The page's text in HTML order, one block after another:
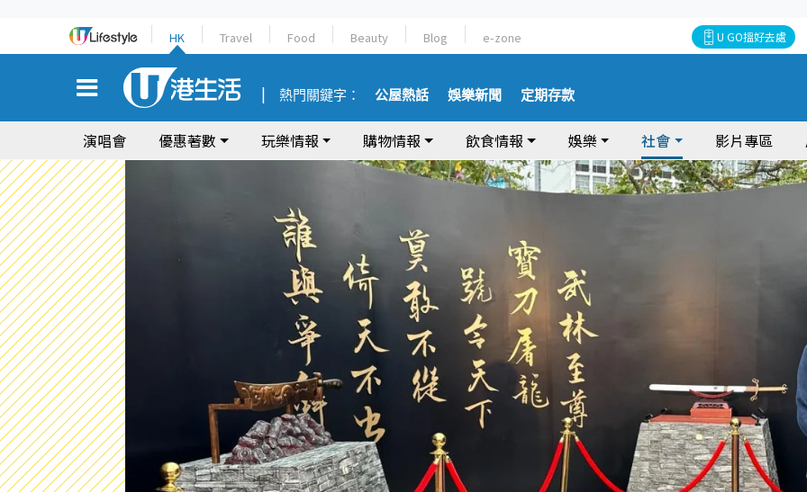
HK Travel Food Beauty Blog e-zone U GO搵好去處
熱門關鍵字： 公屋熱話 娛樂新聞 定期存款
演唱會 優惠著數 玩樂情報 購物情報 飲食情報 娛樂 社會 影片專區